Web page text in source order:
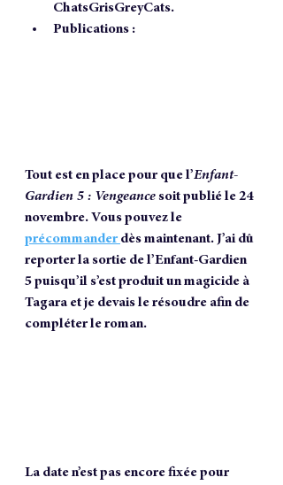
ChatsGrisGreyCats.
Publications :
Tout est en place pour que l’Enfant-
Gardien 5 : Vengeance soit publié le 24
novembre. Vous pouvez le
précommander dès maintenant. J’ai dû
reporter la sortie de l’Enfant-Gardien
5 puisqu’il s’est produit un magicide à
Tagara et je devais le résoudre afin de
compléter le roman.
La date n’est pas encore fixée pour